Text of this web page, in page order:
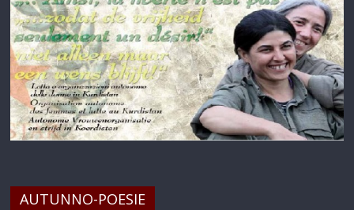
AUTUNNO-POESIE